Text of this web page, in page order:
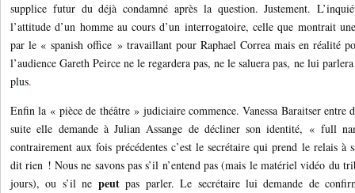
supplice futur du déjà condamné après la question. Justement.
l’attitude d’un homme au cours d’un interrogatoire, celle que montrait
par le « spanish office » travaillant pour Raphael Correa mais en réalité
l’audience Gareth Peirce ne le regardera pas, ne le saluera pas, ne lui
plus.
Enfin la « pièce de théâtre » judiciaire commence. Vanessa Baraitser entre
suite elle demande à Julian Assange de décliner son identité, « full
contrairement aux fois précédentes c’est le secrétaire qui prend le relais à
dit rien ! Nous ne savons pas s’il n’entend pas (mais le matériel vidéo du
jours), ou s’il ne peutpas parler. Le secrétaire lui demande de